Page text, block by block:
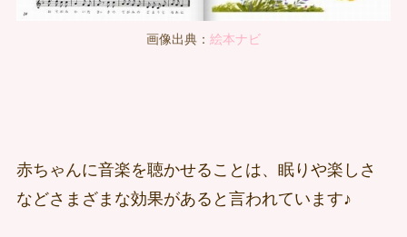
画像出典： 絵本ナビ
赤ちゃんに音楽を聴かせることは、眠りや楽しさ
などさまざまな効果があると言われています♪